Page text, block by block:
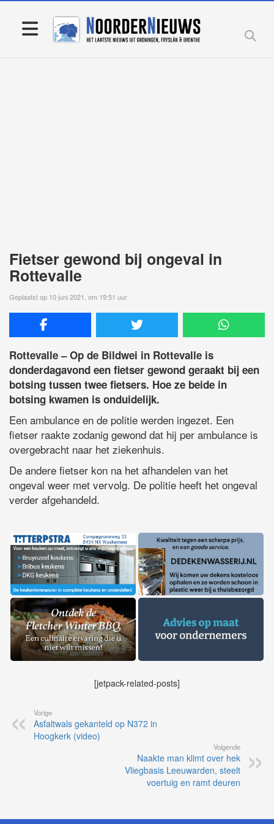
Fietser gewond bij ongeval in
Rottevalle
Geplaatst op 10 juni 2021, om 19:51 uur
Rottevalle – Op de Bildwei in Rottevalle is
donderdagavond een fietser gewond geraakt bij een
botsing tussen twee fietsers. Hoe ze beide in
botsing kwamen is onduidelijk.
Een ambulance en de politie werden ingezet. Een
fietser raakte zodanig gewond dat hij per ambulance is
overgebracht naar het ziekenhuis.
De andere fietser kon na het afhandelen van het
ongeval weer met vervolg. De politie heeft het ongeval
verder afgehandeld.
[jetpack-related-posts]
Vorige
Asfaltwals gekanteld op N372 in
Hoogkerk (video)
Volgende
Naakte man klimt over hek
Vliegbasis Leeuwarden, steelt
voertuig en ramt deuren